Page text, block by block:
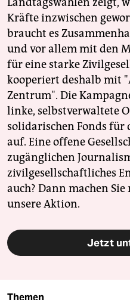
Landtagswahlen zeigt,
Kräfte inzwischen
braucht es
und vor allem mit den
für eine starke
kooperiert deshalb mit
Zentrum". Die
linke, selbstverwaltete
solidarischen Fonds für
auf. Eine offene
zugänglichen
zivilgesellschaftliches
auch? Dann machen
unsere Aktion.
Jetzt
Themen